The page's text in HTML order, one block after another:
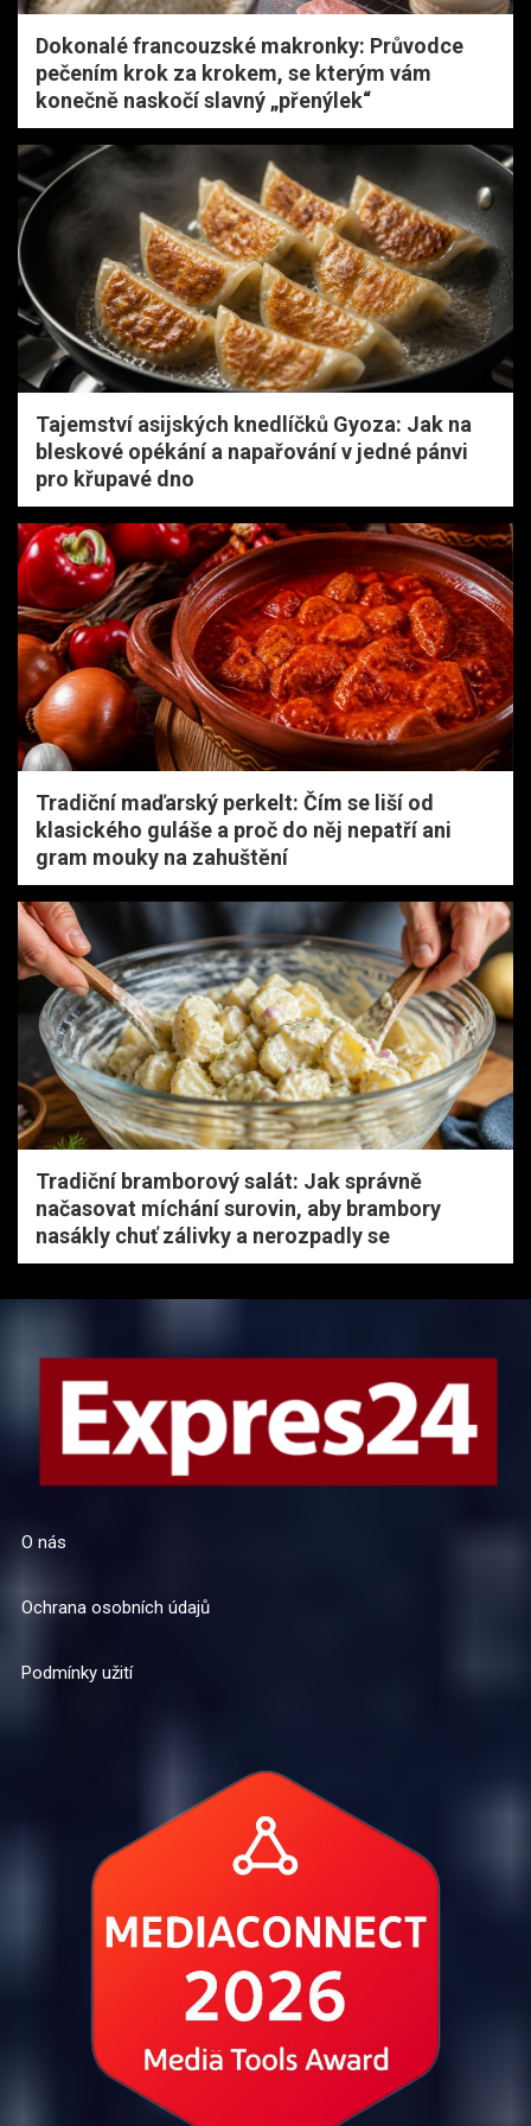
Dokonalé francouzské makronky: Průvodce
pečením krok za krokem, se kterým vám
konečně naskočí slavný „přenýlek“
Tajemství asijských knedlíčků Gyoza: Jak na
bleskové opékání a napařování v jedné pánvi
pro křupavé dno
Tradiční maďarský perkelt: Čím se liší od
klasického guláše a proč do něj nepatří ani
gram mouky na zahuštění
Tradiční bramborový salát: Jak správně
načasovat míchání surovin, aby brambory
nasákly chuť zálivky a nerozpadly se
O nás
Ochrana osobních údajů
Podmínky užití